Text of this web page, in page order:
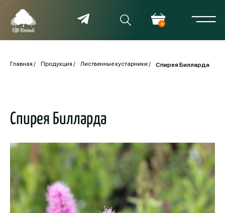
0
Главная Продукция Лиственные кустарники Спирея Билларда
Спирея Билларда